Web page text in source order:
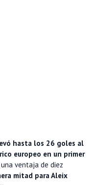
hasta los 26 goles al
europeo en un primer
ventaja de diez
mitad para Aleix